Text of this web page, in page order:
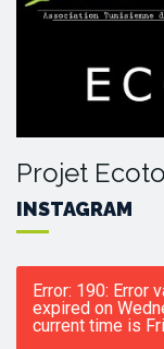
Projet
INSTAGRAM
Error: 190: Error
expired on
current time is